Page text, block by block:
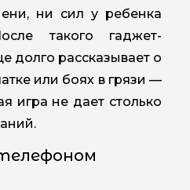
ни сил у ребенка
такого гаджет-
долго рассказывает о
или боях в грязи —
игра не дает столько